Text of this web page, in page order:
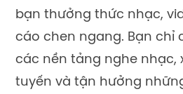
bạn thưởng thức nhạc,
cáo chen ngang. Bạn chỉ
các nền tảng nghe nhạc,
tuyến và tận hưởng